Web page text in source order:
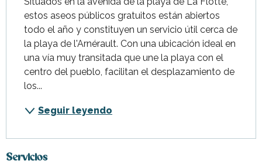
estos aseos públicos gratuitos están abiertos
todo el año y constituyen un servicio útil cerca de
la playa de l'Arnérault. Con una ubicación ideal en
una vía muy transitada que une la playa con el
centro del pueblo, facilitan el desplazamiento de
los...
Seguir leyendo
Servicios